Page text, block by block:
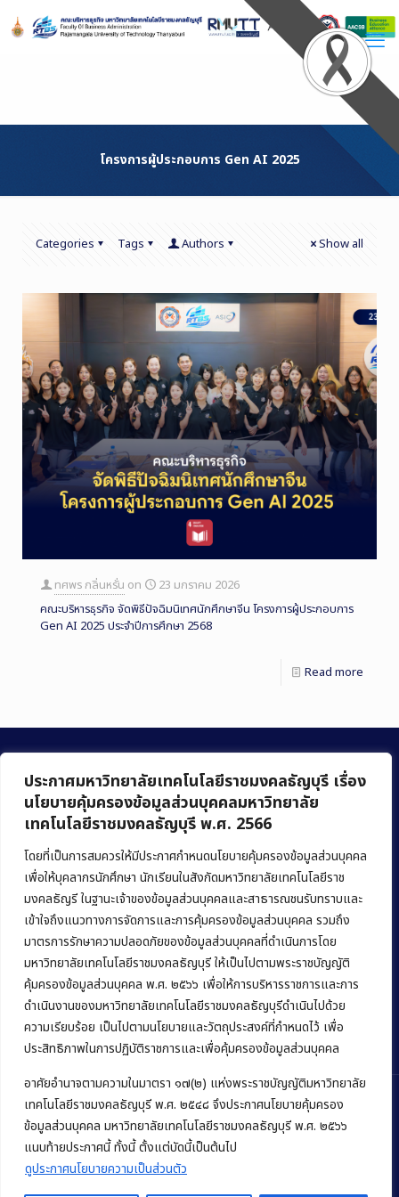
ประกาศมหาวิทยาลัยเทคโนโลยีราชมงคลธัญบุรี เรื่อง
นโยบายคุ้มครองข้อมูลส่วนบุคคลมหาวิทยาลัย
เทคโนโลยีราชมงคลธัญบุรี พ.ศ. 2566
โดยที่เป็นการสมควรให้มีประกาศกำหนดนโยบายคุ้มครองข้อมูลส่วนบุคคล
เพื่อให้บุคลากรนักศึกษา นักเรียนในสังกัดมหาวิทยาลัยเทคโนโลยีราช
มงคลธัญรี ในฐานะเจ้าของข้อมูลส่วนบุคคลและสาธารณชนรับทราบและ
เข้าใจถึงแนวทางการจัดการและการคุ้มครองข้อมูลส่วนบุคคล รวมถึง
มาตรการรักษาความปลอดภัยของข้อมูลส่วนบุคคลที่ดำเนินการโดย
มหาวิทยาลัยเทคโนโลยีราชมงคลธัญบุรี ให้เป็นไปตามพระราชบัญญัติ
คุ้มครองข้อมูลส่วนบุคคล พ.ศ. ๒๕๖๖ เพื่อให้การบริหารราชการและการ
ดำเนินงานของมหาวิทยาลัยเทคโนโลยีราชมงคลธัญบุรีดำเนินไปด้วย
ความเรียบร้อย เป็นไปตามนโยบายและวัตถุประสงค์ที่กำหนดไว้ เพื่อ
ประสิทธิภาพในการปฏิบัติราชการและเพื่อคุ้มครองข้อมูลส่วนบุคคล
อาศัยอำนาจตามความในมาตรา ๑๗(๒) แห่งพระราชบัญญัติมหาวิทยาลัย
เทคโนโลยีราชมงคลธัญบุรี พ.ศ. ๒๕๔๘ จึงประกาศนโยบายคุ้มครอง
ข้อมูลส่วนบุคคล มหาวิทยาลัยเทคโนโลยีราชมงคลธัญบุรี พ.ศ. ๒๕๖๖
แนบท้ายประกาศนี้ ทั้งนี้ ตั้งแต่บัดนี้เป็นต้นไป
ดูประกาศนโยบายความเป็นส่วนตัว
Content
โครงการผู้ประกอบการ Gen AI 2025
Categories Tags Authors Show all
ทศพร กลิ่นหรั่น on
23 มกราคม 2026
คณะบริหารธุรกิจ จัดพิธีปัจฉิมนิเทศนักศึกษาจีน โครงการผู้ประกอบการ
Gen AI 2025 ประจำปีการศึกษา 2568
Read more
คณะบริหารธุรกิจ
มหาวิทยาลัยเทคโนโลยีราชมงคลธัญบุรี
39 หมู่ 1 ถนนรังสิต-นครนายก ตำบลคลองหก
อำเภอคลองหลวง จังหวัดปทุมธานี 12120
Phone:+66 (0) 2549 3243,+66 (0) 2549 3241
E-mail:bus@rmutt.ac.th
Copyright © 2022 คณะบริหารธุรกิจ มหาวิทยาลัยเทคโนโลยีราชมงคล
ธัญบุรี